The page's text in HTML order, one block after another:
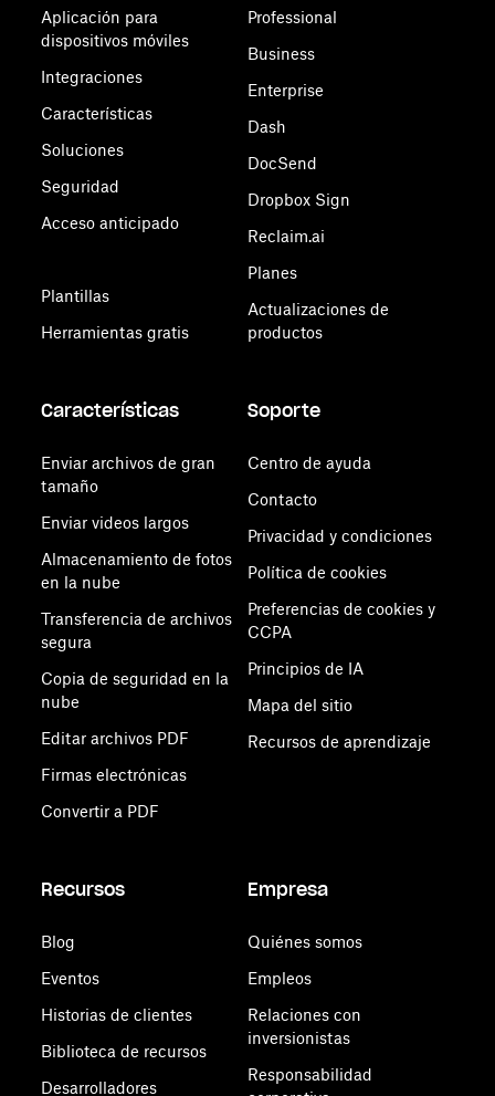
Aplicación para
dispositivos móviles
Integraciones
Características
Soluciones
Seguridad
Acceso anticipado
Plantillas
Herramientas gratis
Professional
Business
Enterprise
Dash
DocSend
Dropbox Sign
Reclaim.ai
Planes
Actualizaciones de
productos
Características
Enviar archivos de gran
tamaño
Enviar videos largos
Almacenamiento de fotos
en la nube
Transferencia de archivos
segura
Copia de seguridad en la
nube
Editar archivos PDF
Firmas electrónicas
Convertir a PDF
Soporte
Centro de ayuda
Contacto
Privacidad y condiciones
Política de cookies
Preferencias de cookies y
CCPA
Principios de IA
Mapa del sitio
Recursos de aprendizaje
Recursos
Blog
Eventos
Historias de clientes
Biblioteca de recursos
Desarrolladores
Empresa
Quiénes somos
Empleos
Relaciones con
inversionistas
Responsabilidad